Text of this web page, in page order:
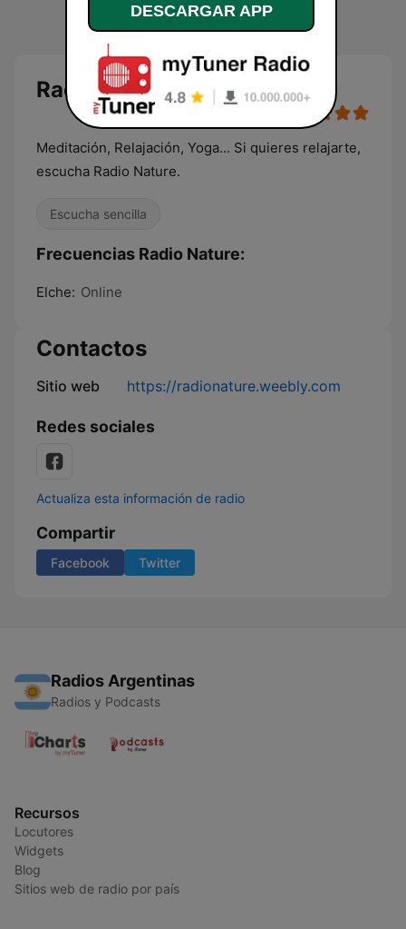
Radio Nature
Meditación, Relajación, Yoga... Si quieres relajarte,
escucha Radio Nature.
Escucha sencilla
Frecuencias Radio Nature:
Elche: Online
Contactos
Sitio web https://radionature.weebly.com
Redes sociales
Actualiza esta información de radio
Compartir
Facebook Twitter
Radios Argentinas
Radios y Podcasts
Recursos
Locutores
Widgets
Blog
Sitios web de radio por país
DESCARGAR APP